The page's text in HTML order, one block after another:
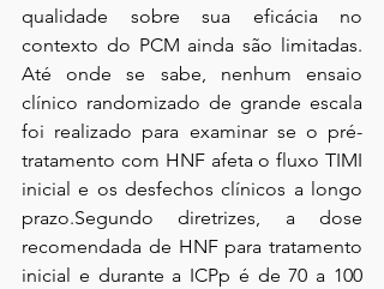
qualidade sobre sua eficácia no
contexto do PCM ainda são limitadas.
Até onde se sabe, nenhum ensaio
clínico randomizado de grande escala
foi realizado para examinar se o pré-
tratamento com HNF afeta o fluxo TIMI
inicial e os desfechos clínicos a longo
prazo.Segundo diretrizes, a dose
recomendada de HNF para tratamento
inicial e durante a ICPp é de 70 a 100